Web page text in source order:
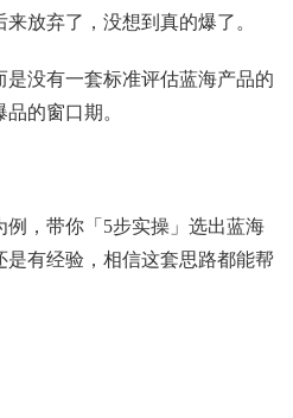
放弃了，没想到真的爆了。
没有一套标准评估蓝海产品的
的窗口期。
，带你「5步实操」选出蓝海
有经验，相信这套思路都能帮